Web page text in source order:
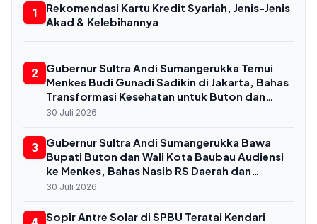
1
Rekomendasi Kartu Kredit Syariah, Jenis-Jenis
Akad & Kelebihannya
2
Gubernur Sultra Andi Sumangerukka Temui
Menkes Budi Gunadi Sadikin di Jakarta, Bahas
Transformasi Kesehatan untuk Buton dan
Baubau
30 Juli 2026
3
Gubernur Sultra Andi Sumangerukka Bawa
Bupati Buton dan Wali Kota Baubau Audiensi
ke Menkes, Bahas Nasib RS Daerah dan
Kekurangan Dokter
30 Juli 2026
Sopir Antre Solar di SPBU Teratai Kendari